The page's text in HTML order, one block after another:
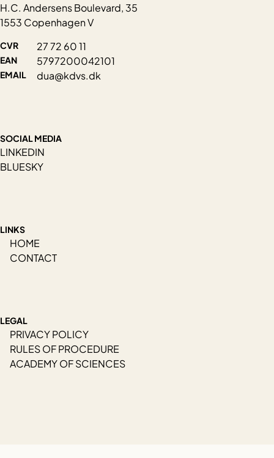
H.C. Andersens Boulevard, 35
1553 Copenhagen V
CVR 27 72 60 11
EAN 5797200042101
EMAIL dua@kdvs.dk
SOCIAL MEDIA
LINKEDIN
BLUESKY
LINKS
HOME
CONTACT
LEGAL
PRIVACY POLICY
RULES OF PROCEDURE
ACADEMY OF SCIENCES